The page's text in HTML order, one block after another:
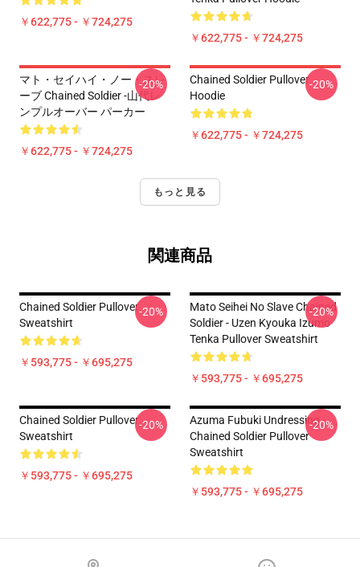
￥622,775 - ￥724,275
￥622,775 - ￥724,275
マト・セイハイ・ノー・スレ
ーブ Chained Soldier -山代レ
ンプルオーバー パーカー
￥622,775 - ￥724,275
-20%
Chained Soldier Pullover
Hoodie
￥622,775 - ￥724,275
-20%
もっと見る
関連商品
Chained Soldier Pullover
Sweatshirt
￥593,775 - ￥695,275
-20%
Mato Seihei No Slave Chained
Soldier - Uzen Kyouka Izumo
Tenka Pullover Sweatshirt
￥593,775 - ￥695,275
-20%
Chained Soldier Pullover
Sweatshirt
￥593,775 - ￥695,275
-20%
Azuma Fubuki Undressing -
Chained Soldier Pullover
Sweatshirt
￥593,775 - ￥695,275
-20%